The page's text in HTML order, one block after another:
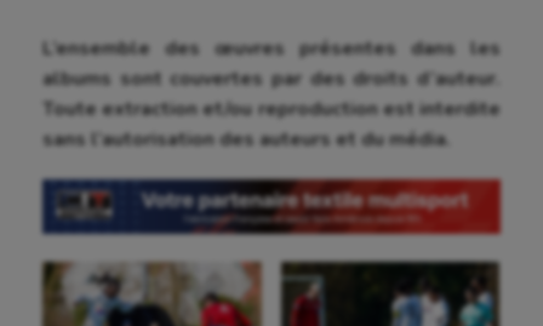
Aéronautique
Athlétisme
Auto
L’ensemble des œuvres présentes dans les
albums sont couvertes par des droits d’auteur.
Toute extraction et/ou reproduction est interdite
sans l’autorisation des auteurs et du média.